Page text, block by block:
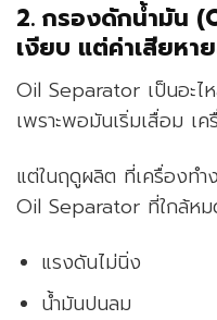
2. กรองดักน้ำมัน
เงียบ แต่ค่าเสียหา
Oil Separator เป็นอะไ
เพราะพอมันเริ่มเสื่อม เ
แต่ในฤดูผลิต ที่เครื่องทำ
Oil Separator ที่ใกล้หม
แรงดันไม่นิ่ง
น้ำมันปนลม